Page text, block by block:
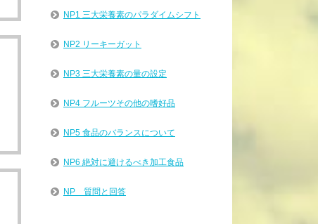
NP1 三大栄養素のパラダイムシフト
NP2 リーキーガット
NP3 三大栄養素の量の設定
NP4 フルーツその他の嗜好品
NP5 食品のバランスについて
NP6 絶対に避けるべき加工食品
NP 質問と回答